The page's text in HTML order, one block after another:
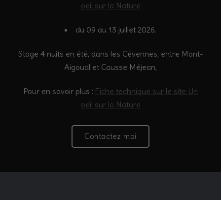
oeil sur la Nature
du 09 au 13 juillet 2026.
Stage 4 nuits en été, dans les Cévennes, entre Mont-
Aigoual et Causse Méjean,
Pour en savoir plus : Fiche technique sur le site Un
oeil sur la Nature
Contactez moi